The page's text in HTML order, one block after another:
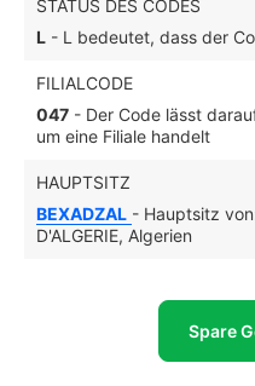
STATUS DES CODES
L - L bedeutet, dass der
FILIALCODE
047 - Der Code lässt
um eine Filiale handelt
HAUPTSITZ
BEXADZAL - Hauptsitz
D'ALGERIE, Algerien
Spare